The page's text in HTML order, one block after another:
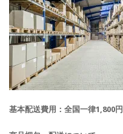
基本配送費用：全国一律1,800円